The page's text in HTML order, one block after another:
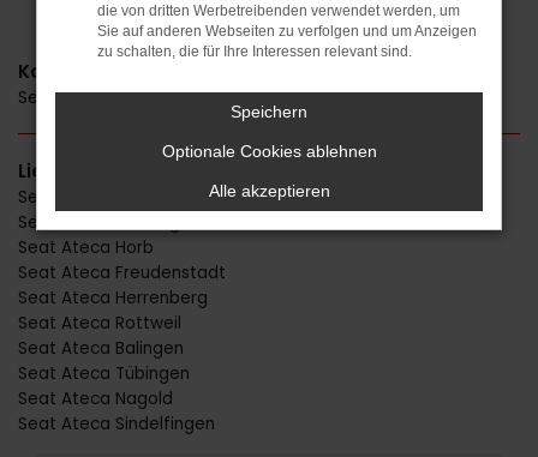
Kategorie
Seat Ateca Gebrauchtwagen
Lieferservice
Seat Ateca Stuttgart
Seat Ateca Reutlingen
Seat Ateca Horb
Seat Ateca Freudenstadt
Seat Ateca Herrenberg
Seat Ateca Rottweil
Seat Ateca Balingen
Seat Ateca Tübingen
Seat Ateca Nagold
Seat Ateca Sindelfingen
die von dritten Werbetreibenden verwendet werden, um
Sie auf anderen Webseiten zu verfolgen und um Anzeigen
zu schalten, die für Ihre Interessen relevant sind.
Speichern
Optionale Cookies ablehnen
Alle akzeptieren